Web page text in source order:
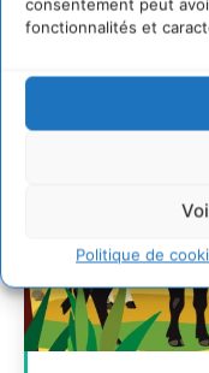
fonctionnalités et
Politique de